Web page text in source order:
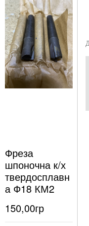
Фреза
шпоночна к/х
твердосплавн
а Ф18 КМ2
150,00гр